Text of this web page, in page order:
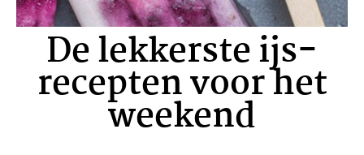
De lekkerste ijs-
recepten voor het
weekend